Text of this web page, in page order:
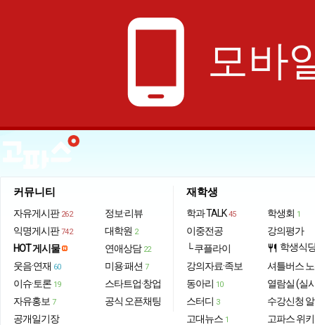
phone_android 모바
커뮤니티
자유게시판 262
익명게시판 742
HOT 게시물
웃음·연재 60
이슈·토론 19
자유홍보 7
공개일기장
정보·리뷰
대학원 2
연애상담 22
미용·패션 7
스타트업·창업
공식 오픈채팅
재학생
학과 TALK 45
이중전공
└ 쿠플라이
강의자료·족보
동아리 10
스터디 3
고대뉴스 1
학생회 1
강의평가
restaurant 학생식
셔틀버스
열람실 (실
수강신청
고파스 위키